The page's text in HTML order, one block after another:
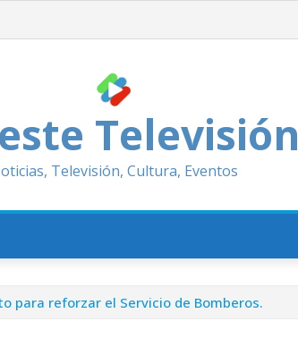
Televisión
Televisión, Cultura, Eventos
para reforzar el Servicio de Bomberos.